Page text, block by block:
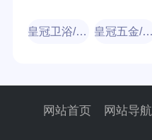
皇冠卫浴/Crown 皇冠五金/Crown
网站首页 网站导航